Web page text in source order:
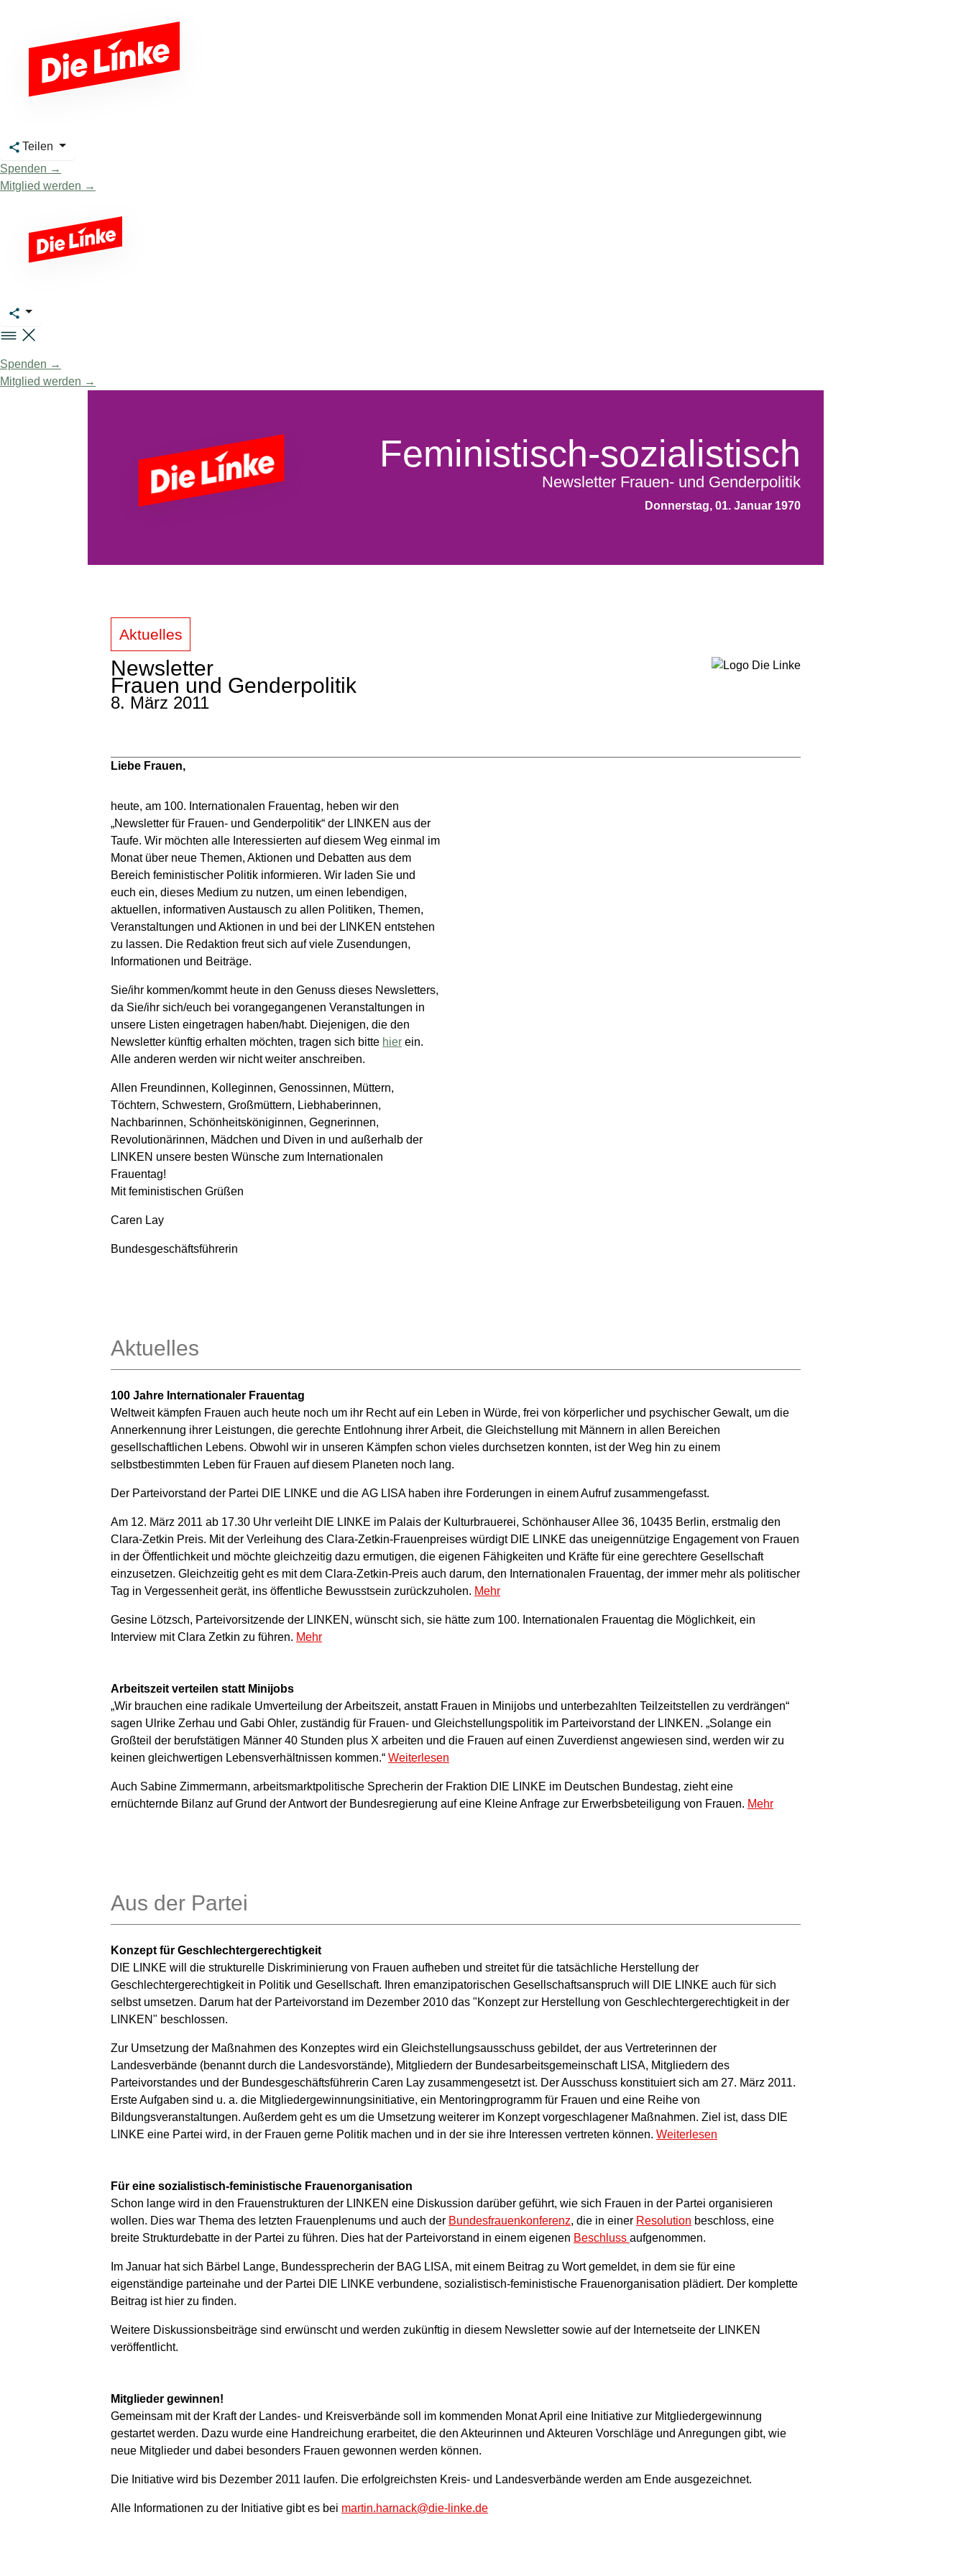
Teilen
Spenden →
Mitglied werden →
Spenden →
Mitglied werden →
Feministisch-sozialistisch
Newsletter Frauen- und Genderpolitik
Donnerstag, 01. Januar 1970
Aktuelles
Newsletter
Frauen und Genderpolitik
8. März 2011
Liebe Frauen,
heute, am 100. Internationalen Frauentag, heben wir den
„Newsletter für Frauen- und Genderpolitik“ der LINKEN aus der
Taufe. Wir möchten alle Interessierten auf diesem Weg einmal im
Monat über neue Themen, Aktionen und Debatten aus dem
Bereich feministischer Politik informieren. Wir laden Sie und
euch ein, dieses Medium zu nutzen, um einen lebendigen,
aktuellen, informativen Austausch zu allen Politiken, Themen,
Veranstaltungen und Aktionen in und bei der LINKEN entstehen
zu lassen. Die Redaktion freut sich auf viele Zusendungen,
Informationen und Beiträge.
Sie/ihr kommen/kommt heute in den Genuss dieses Newsletters,
da Sie/ihr sich/euch bei vorangegangenen Veranstaltungen in
unsere Listen eingetragen haben/habt. Diejenigen, die den
Newsletter künftig erhalten möchten, tragen sich bitte hier ein.
Alle anderen werden wir nicht weiter anschreiben.
Allen Freundinnen, Kolleginnen, Genossinnen, Müttern,
Töchtern, Schwestern, Großmüttern, Liebhaberinnen,
Nachbarinnen, Schönheitsköniginnen, Gegnerinnen,
Revolutionärinnen, Mädchen und Diven in und außerhalb der
LINKEN unsere besten Wünsche zum Internationalen
Frauentag!
Mit feministischen Grüßen
Caren Lay
Bundesgeschäftsführerin
Aktuelles
100 Jahre Internationaler Frauentag
Weltweit kämpfen Frauen auch heute noch um ihr Recht auf ein Leben in Würde, frei von körperlicher und psychischer Gewalt, um die
Annerkennung ihrer Leistungen, die gerechte Entlohnung ihrer Arbeit, die Gleichstellung mit Männern in allen Bereichen
gesellschaftlichen Lebens. Obwohl wir in unseren Kämpfen schon vieles durchsetzen konnten, ist der Weg hin zu einem
selbstbestimmten Leben für Frauen auf diesem Planeten noch lang.
Der Parteivorstand der Partei DIE LINKE und die AG LISA haben ihre Forderungen in einem Aufruf zusammengefasst.
Am 12. März 2011 ab 17.30 Uhr verleiht DIE LINKE im Palais der Kulturbrauerei, Schönhauser Allee 36, 10435 Berlin, erstmalig den
Clara-Zetkin Preis. Mit der Verleihung des Clara-Zetkin-Frauenpreises würdigt DIE LINKE das uneigennützige Engagement von Frauen
in der Öffentlichkeit und möchte gleichzeitig dazu ermutigen, die eigenen Fähigkeiten und Kräfte für eine gerechtere Gesellschaft
einzusetzen. Gleichzeitig geht es mit dem Clara-Zetkin-Preis auch darum, den Internationalen Frauentag, der immer mehr als politischer
Tag in Vergessenheit gerät, ins öffentliche Bewusstsein zurückzuholen. Mehr
Gesine Lötzsch, Parteivorsitzende der LINKEN, wünscht sich, sie hätte zum 100. Internationalen Frauentag die Möglichkeit, ein
Interview mit Clara Zetkin zu führen. Mehr
Arbeitszeit verteilen statt Minijobs
„Wir brauchen eine radikale Umverteilung der Arbeitszeit, anstatt Frauen in Minijobs und unterbezahlten Teilzeitstellen zu verdrängen“
sagen Ulrike Zerhau und Gabi Ohler, zuständig für Frauen- und Gleichstellungspolitik im Parteivorstand der LINKEN. „Solange ein
Großteil der berufstätigen Männer 40 Stunden plus X arbeiten und die Frauen auf einen Zuverdienst angewiesen sind, werden wir zu
keinen gleichwertigen Lebensverhältnissen kommen.“ Weiterlesen
Auch Sabine Zimmermann, arbeitsmarktpolitische Sprecherin der Fraktion DIE LINKE im Deutschen Bundestag, zieht eine
ernüchternde Bilanz auf Grund der Antwort der Bundesregierung auf eine Kleine Anfrage zur Erwerbsbeteiligung von Frauen. Mehr
Aus der Partei
Konzept für Geschlechtergerechtigkeit
DIE LINKE will die strukturelle Diskriminierung von Frauen aufheben und streitet für die tatsächliche Herstellung der
Geschlechtergerechtigkeit in Politik und Gesellschaft. Ihren emanzipatorischen Gesellschaftsanspruch will DIE LINKE auch für sich
selbst umsetzen. Darum hat der Parteivorstand im Dezember 2010 das "Konzept zur Herstellung von Geschlechtergerechtigkeit in der
LINKEN" beschlossen.
Zur Umsetzung der Maßnahmen des Konzeptes wird ein Gleichstellungsausschuss gebildet, der aus Vertreterinnen der
Landesverbände (benannt durch die Landesvorstände), Mitgliedern der Bundesarbeitsgemeinschaft LISA, Mitgliedern des
Parteivorstandes und der Bundesgeschäftsführerin Caren Lay zusammengesetzt ist. Der Ausschuss konstituiert sich am 27. März 2011.
Erste Aufgaben sind u. a. die Mitgliedergewinnungsinitiative, ein Mentoringprogramm für Frauen und eine Reihe von
Bildungsveranstaltungen. Außerdem geht es um die Umsetzung weiterer im Konzept vorgeschlagener Maßnahmen. Ziel ist, dass DIE
LINKE eine Partei wird, in der Frauen gerne Politik machen und in der sie ihre Interessen vertreten können. Weiterlesen
Für eine sozialistisch-feministische Frauenorganisation
Schon lange wird in den Frauenstrukturen der LINKEN eine Diskussion darüber geführt, wie sich Frauen in der Partei organisieren
wollen. Dies war Thema des letzten Frauenplenums und auch der Bundesfrauenkonferenz, die in einer Resolution beschloss, eine
breite Strukturdebatte in der Partei zu führen. Dies hat der Parteivorstand in einem eigenen Beschluss aufgenommen.
Im Januar hat sich Bärbel Lange, Bundessprecherin der BAG LISA, mit einem Beitrag zu Wort gemeldet, in dem sie für eine
eigenständige parteinahe und der Partei DIE LINKE verbundene, sozialistisch-feministische Frauenorganisation plädiert. Der komplette
Beitrag ist hier zu finden.
Weitere Diskussionsbeiträge sind erwünscht und werden zukünftig in diesem Newsletter sowie auf der Internetseite der LINKEN
veröffentlicht.
Mitglieder gewinnen!
Gemeinsam mit der Kraft der Landes- und Kreisverbände soll im kommenden Monat April eine Initiative zur Mitgliedergewinnung
gestartet werden. Dazu wurde eine Handreichung erarbeitet, die den Akteurinnen und Akteuren Vorschläge und Anregungen gibt, wie
neue Mitglieder und dabei besonders Frauen gewonnen werden können.
Die Initiative wird bis Dezember 2011 laufen. Die erfolgreichsten Kreis- und Landesverbände werden am Ende ausgezeichnet.
Alle Informationen zu der Initiative gibt es bei martin.harnack@die-linke.de